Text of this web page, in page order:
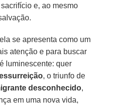
e, ao mesmo
se apresenta como um
atenção e para buscar
é luminescente: quer
, o triunfo de
desconhecido,
em uma nova vida,